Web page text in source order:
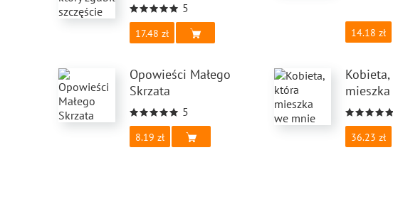
5
17.48 14.18
Opowieści Małego
Skrzata
5
8.19 36.23